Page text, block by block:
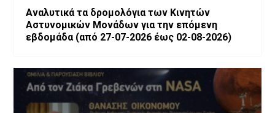
Αναλυτικά τα δρομολόγια των Κινητών
Αστυνομικών Μονάδων για την επόμενη
εβδομάδα (από 27-07-2026 έως 02-08-2026)